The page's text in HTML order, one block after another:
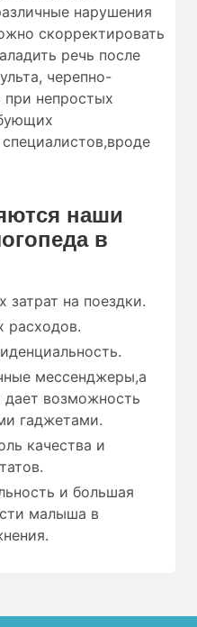
нарушения
скорректировать
речь после
черепно-
непростых
наши
в
на поездки.
расходов.
мессенджеры,а
дает возможность
гаджетами.
качества и
и большая
малыша в